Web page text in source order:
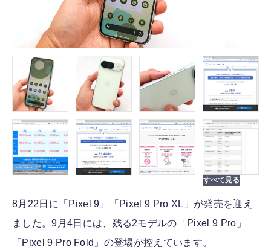
8月22日に「Pixel 9」「Pixel 9 Pro XL」が発売を迎え
ました。9月4日には、残る2モデルの「Pixel 9 Pro」
「Pixel 9 Pro Fold」の登場が控えています。